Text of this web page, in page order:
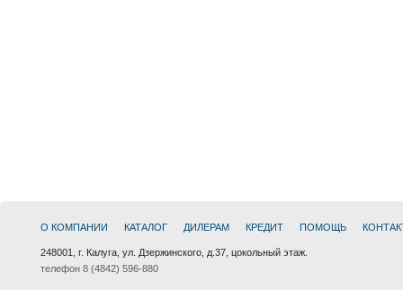
О КОМПАНИИ КАТАЛОГ ДИЛЕРАМ КРЕДИТ ПОМОЩЬ
248001, г. Калуга, ул. Дзержинского, д.37, цокольный этаж.
телефон 8 (4842) 596-880